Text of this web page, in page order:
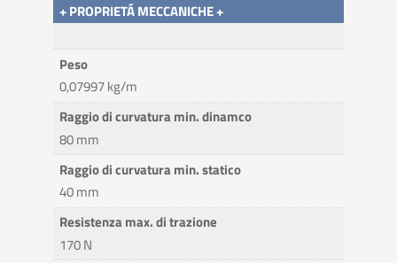
+ PROPRIETÁ MECCANICHE +
Peso
0,07997 kg/m
Raggio di curvatura min. dinamco
80 mm
Raggio di curvatura min. statico
40 mm
Resistenza max. di trazione
170 N